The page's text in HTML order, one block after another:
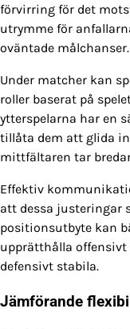
förvirring för det
utrymme för
oväntade målchanser.
Under matcher kan
roller baserat på
ytterspelarna har en
tillåta dem att glida
mittfältaren tar
Effektiv
att dessa justeringar
positionsutbyte kan
upprätthålla
defensivt stabila.
Jämförande